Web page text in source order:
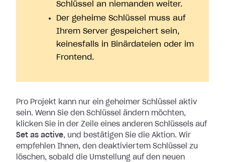
Schlüssel an niemanden weiter.
Der geheime Schlüssel muss auf
Ihrem Server gespeichert sein,
keinesfalls in Binärdateien oder im
Frontend.
Pro Projekt kann nur ein geheimer Schlüssel aktiv
sein. Wenn Sie den Schlüssel ändern möchten,
klicken Sie in der Zeile eines anderen Schlüssels auf
Set as active, und bestätigen Sie die Aktion. Wir
empfehlen Ihnen, den deaktiviertem Schlüssel zu
löschen, sobald die Umstellung auf den neuen